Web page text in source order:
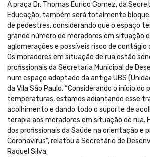
A praça Dr. Thomas Eurico Gomez, da
Educação, também será totalmente
de pedestres, considerando que o espaço
grande número de moradores em situação
aglomerações e possíveis risco de contágio
Os moradores em situação de rua estão
profissionais da Secretaria Municipal de
num espaço adaptado da antiga UBS
da Vila São Paulo. “Considerando o início do
temperaturas, estamos adiantando esse
acolhimento e dando todo o suporte de
terapia aos moradores em situação de rua.
dos profissionais da Saúde na orientação e
Coronavírus”, relatou a Secretário de
Raquel Silva.